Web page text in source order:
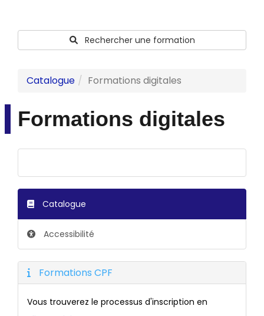
Rechercher une formation
Catalogue Formations digitales
Formations digitales
Catalogue
Accessibilité
Formations CPF
Vous trouverez le processus d'inscription en